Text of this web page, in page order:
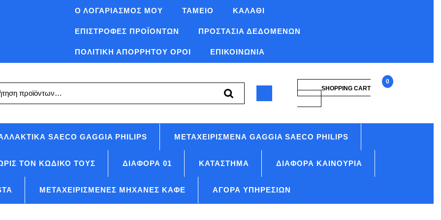
Ο ΛΟΓΑΡΙΑΣΜΌΣ ΜΟΥ ΤΑΜΕΊΟ ΚΑΛΆΘΙ
ΕΠΙΣΤΡΟΦΈΣ ΠΡΟΪΟΝΤΩΝ ΠΡΟΣΤΑΣΊΑ ΔΕΔΟΜΈΝΩΝ
ΠΟΛΙΤΙΚΉ ΑΠΟΡΡΉΤΟΥ ΌΡΟΙ ΕΠΙΚΟΙΝΩΝΊΑ
996530059419
0
SHOPPING CART
SHOPPING
CART
SAECO GAGGIA PHILIPS ΜΕΤΑΧΕΙΡΙΣΜΈΝΑ GAGGIA SAECO PHILIPS
ΤΟΝ ΚΩΔΙΚΌ ΤΟΥΣ ΔΙΑΦΟΡΑ 01 ΚΑΤΆΣΤΗΜΑ ΔΙΆΦΟΡΑ ΚΑΙΝΟΎΡΙΑ
ΜΕΤΑΧΕΙΡΙΣΜΈΝΕΣ ΜΗΧΑΝΈΣ ΚΑΦΈ ΑΓΟΡΆ ΥΠΗΡΕΣΙΏΝ